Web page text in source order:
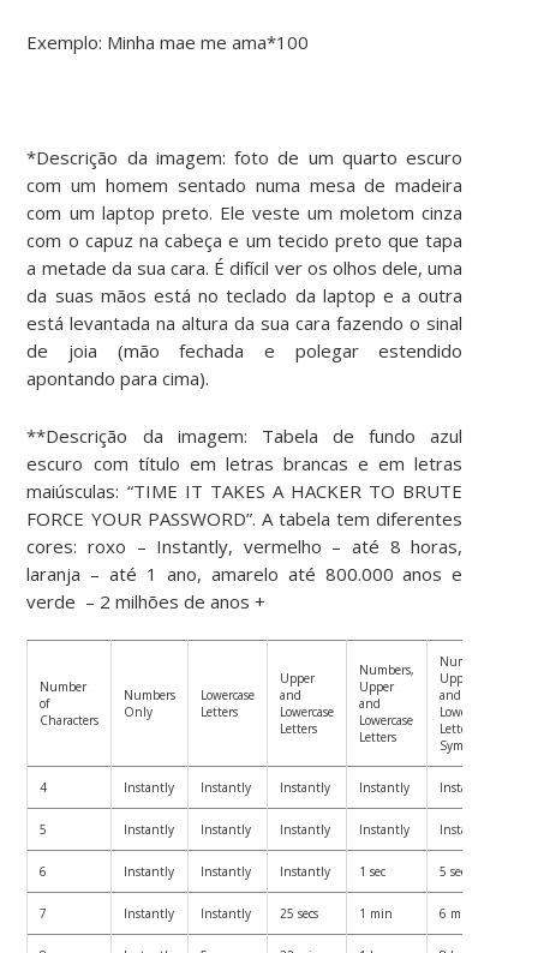
Exemplo: Minha mae me ama*100
*Descrição da imagem: foto de um quarto escuro
com um homem sentado numa mesa de madeira
com um laptop preto. Ele veste um moletom cinza
com o capuz na cabeça e um tecido preto que tapa
a metade da sua cara. É difícil ver os olhos dele, uma
da suas mãos está no teclado da laptop e a outra
está levantada na altura da sua cara fazendo o sinal
de joia (mão fechada e polegar estendido
apontando para cima).
**Descrição da imagem: Tabela de fundo azul
escuro com título em letras brancas e em letras
maiúsculas: “TIME IT TAKES A HACKER TO BRUTE
FORCE YOUR PASSWORD”. A tabela tem diferentes
cores: roxo – Instantly, vermelho – até 8 horas,
laranja – até 1 ano, amarelo até 800.000 anos e
verde – 2 milhões de anos +
Number
of
Characters
Numbers
Only
Lowercase
Letters
Upper
and
Lowercase
Letters
Numbers,
Upper
and
Lowercase
Letters
Numbers,
Upper
and
Lowercase
Letters,
Symbols
4 Instantly Instantly Instantly Instantly Instantly
5 Instantly Instantly Instantly Instantly Instantly
6 Instantly Instantly Instantly 1 sec 5 secs
7 Instantly Instantly 25 secs 1 min 6 mins